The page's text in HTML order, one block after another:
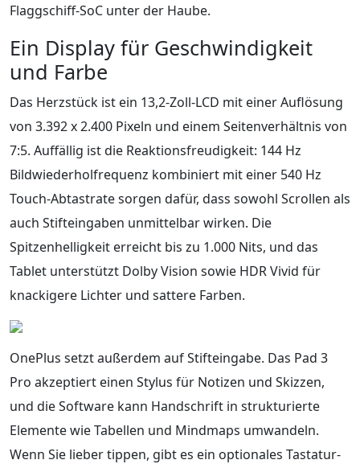
Flaggschiff-SoC unter der Haube.
Ein Display für Geschwindigkeit
und Farbe
Das Herzstück ist ein 13,2-Zoll-LCD mit einer Auflösung
von 3.392 x 2.400 Pixeln und einem Seitenverhältnis von
7:5. Auffällig ist die Reaktionsfreudigkeit: 144 Hz
Bildwiederholfrequenz kombiniert mit einer 540 Hz
Touch-Abtastrate sorgen dafür, dass sowohl Scrollen als
auch Stifteingaben unmittelbar wirken. Die
Spitzenhelligkeit erreicht bis zu 1.000 Nits, und das
Tablet unterstützt Dolby Vision sowie HDR Vivid für
knackigere Lichter und sattere Farben.
OnePlus setzt außerdem auf Stifteingabe. Das Pad 3
Pro akzeptiert einen Stylus für Notizen und Skizzen,
und die Software kann Handschrift in strukturierte
Elemente wie Tabellen und Mindmaps umwandeln.
Wenn Sie lieber tippen, gibt es ein optionales Tastatur-